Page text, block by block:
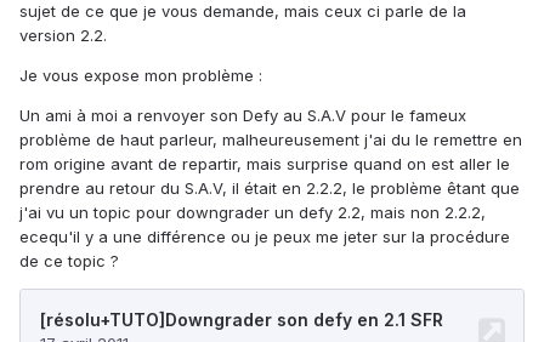
sujet de ce que je vous demande, mais ceux ci parle de la
version 2.2.
Je vous expose mon problème :
Un ami à moi a renvoyer son Defy au S.A.V pour le fameux
problème de haut parleur, malheureusement j'ai du le remettre en
rom origine avant de repartir, mais surprise quand on est aller le
prendre au retour du S.A.V, il était en 2.2.2, le problème êtant que
j'ai vu un topic pour downgrader un defy 2.2, mais non 2.2.2,
ecequ'il y a une différence ou je peux me jeter sur la procédure
de ce topic ?